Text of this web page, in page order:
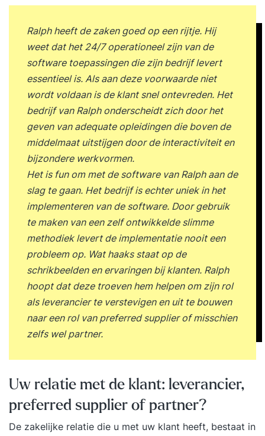
Vervolgens vindt er een kennismaking plaats
tussen de trainer en de deelnemer om de inhoud
te bespreken. Daarnaast vinden we het belangrijk
dat er een klik is tussen de trainer en de
deelnemers. Op basis hiervan schrijven wij een
adviesvoorstel en gaan we data kiezen waarop
de training plaats kan vinden. In hetzelfde
adviesvoorstel maak je ook kennis met onze
praktisch ingestelde trainers. Wat kost een
training klantgerichtheid? Dit is een vraag die wij
vaak gesteld krijgen van klanten. Het is echter
onmogelijk om de kosten te kunnen bepalen,
aangezien we niet bekend zijn met jouw
vraagstuk. Ieder vraagstuk en iedere organisatie
vraagt om een andere manier van trainen. Op
basis van de input die wij vergaren tijdens het
kennismakingsgesprek wordt een training
samengesteld en gekeken wat daarvan de kosten
zijn. Omdat de duur en de inhoud worden
aangepast op de organisatie, kunnen de kosten
verschillen. We schetsen daarom een
hier meer over weten? We staan je graag
telefonisch te woord om onze werkwijze
verder toe te lichten.
Ralph heeft de zaken goed op een rijtje. Hij
weet dat het 24/7 operationeel zijn van de
software toepassingen die zijn bedrijf levert
essentieel is. Als aan deze voorwaarde niet
wordt voldaan is de klant snel ontevreden. Het
bedrijf van Ralph onderscheidt zich door het
geven van adequate opleidingen die boven de
middelmaat uitstijgen door de interactiviteit en
bijzondere werkvormen.
Het is fun om met de software van Ralph aan de
slag te gaan. Het bedrijf is echter uniek in het
implementeren van de software. Door gebruik
te maken van een zelf ontwikkelde slimme
methodiek levert de implementatie nooit een
probleem op. Wat haaks staat op de
schrikbeelden en ervaringen bij klanten. Ralph
hoopt dat deze troeven hem helpen om zijn rol
als leverancier te verstevigen en uit te bouwen
naar een rol van preferred supplier of misschien
zelfs wel partner.
Uw relatie met de klant: leverancier,
preferred supplier of partner?
De zakelijke relatie die u met uw klant heeft, bestaat in